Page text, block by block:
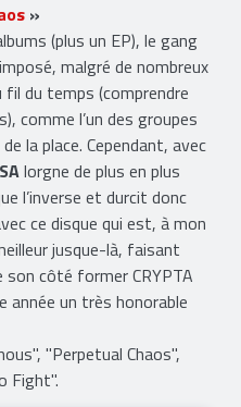
»
(plus un EP), le gang
malgré de nombreux
du temps (comprendre
comme l’un des groupes
la place. Cependant, avec
lorgne de plus en plus
l’inverse et durcit donc
ce disque qui est, à mon
jusque-là, faisant
côté former CRYPTA
un très honorable
"Perpetual Chaos",
Fight".